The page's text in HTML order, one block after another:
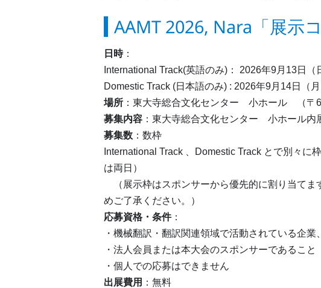
AAMT 2026, Nara「展示
日時：
International Track(英語のみ)： 2026年9月13日
Domestic Track (日本語のみ) : 2026年9月14日（
場所 ：東大寺総合文化センター 小ホール （〒
募集内容 ：東大寺総合文化センター 小ホール内
募集数 ：数枠
International Track 、Domestic Track とで別々
は両日）
（展示枠はスポンサーから優先的に割り当てま
めご了承ください。）
応募資格・条件：
・機械翻訳・翻訳関連領域で活動されている企業
・法人会員または本大会のスポンサーであること
・個人での応募はできません
出展費用 ：無料